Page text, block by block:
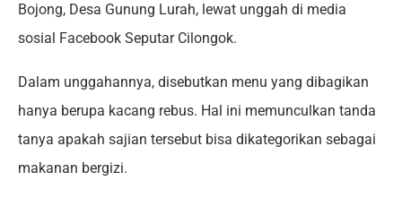
Bojong, Desa Gunung Lurah, lewat unggah di media
sosial Facebook Seputar Cilongok.
Dalam unggahannya, disebutkan menu yang dibagikan
hanya berupa kacang rebus. Hal ini memunculkan tanda
tanya apakah sajian tersebut bisa dikategorikan sebagai
makanan bergizi.